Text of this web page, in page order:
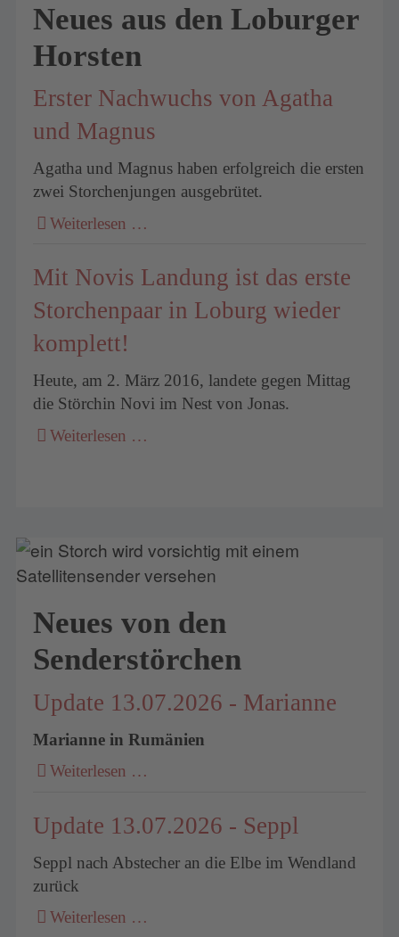
Neues aus den Loburger
Horsten
Erster Nachwuchs von Agatha
und Magnus
Agatha und Magnus haben erfolgreich die ersten
zwei Storchenjungen ausgebrütet.
Weiterlesen …
Mit Novis Landung ist das erste
Storchenpaar in Loburg wieder
komplett!
Heute, am 2. März 2016, landete gegen Mittag
die Störchin Novi im Nest von Jonas.
Weiterlesen …
Neues von den
Senderstörchen
Update 13.07.2026 - Marianne
Marianne in Rumänien
Weiterlesen …
Update 13.07.2026 - Seppl
Seppl nach Abstecher an die Elbe im Wendland
zurück
Weiterlesen …